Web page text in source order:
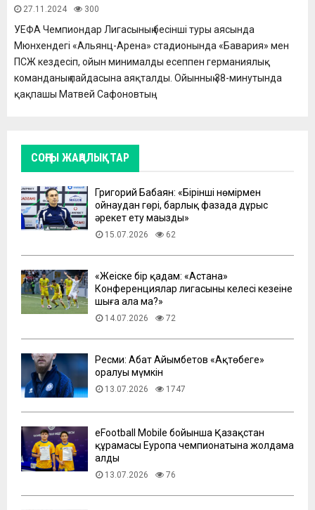
27.11.2024 300
УЕФА Чемпиондар Лигасының бесінші туры аясында
Мюнхендегі «Альянц-Арена» стадионында «Бавария» мен
ПСЖ кездесіп, ойын минималды есеппен германиялық
команданың пайдасына аяқталды. Ойынның 38-минутында
қақпашы Матвей Сафоновтың...
СОҢҒЫ ЖАҢАЛЫҚТАР
Григорий Бабаян: «Бірінші нөмірмен
ойнаудан гөрі, барлық фазада дұрыс
әрекет ету маңызды»
15.07.2026 62
«Жеңіске бір қадам: «Астана»
Конференциялар лигасының келесі кезеңіне
шыға ала ма?»
14.07.2026 72
Ресми: Абат Айымбетов «Ақтөбеге»
оралуы мүмкін
13.07.2026 1747
eFootball Mobile бойынша Қазақстан
құрамасы Еуропа чемпионатына жолдама
алды
13.07.2026 76